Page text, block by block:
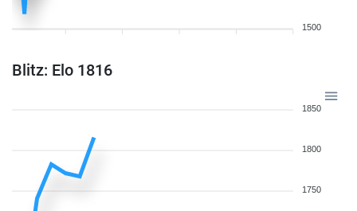
1500
Blitz: Elo 1816
1850
1800
1750